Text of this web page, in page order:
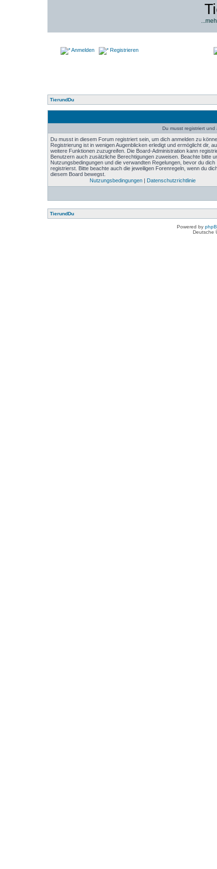
Anmelden Registrieren
TierundDu
Du musst registriert
Du musst in diesem Forum registriert sein, um dich anmelden zu
Registrierung ist in wenigen Augenblicken erledigt und ermöglicht dir,
weitere Funktionen zuzugreifen. Die Board-Administration kann
Benutzern auch zusätzliche Berechtigungen zuweisen. Beachte bitte
Nutzungsbedingungen und die verwandten Regelungen, bevor du dich
registrierst. Bitte beachte auch die jeweiligen Forenregeln, wenn du
diesem Board bewegst.
Nutzungsbedingungen| Datenschutzrichtlinie
TierundDu
Powered by
Deutsche